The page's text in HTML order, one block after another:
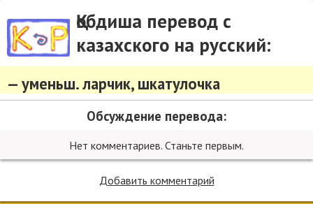
Қобдиша перевод с
казахского на русский:
— уменьш. ларчик, шкатулочка
Обсуждение перевода:
Нет комментариев. Станьте первым.
Добавить комментарий